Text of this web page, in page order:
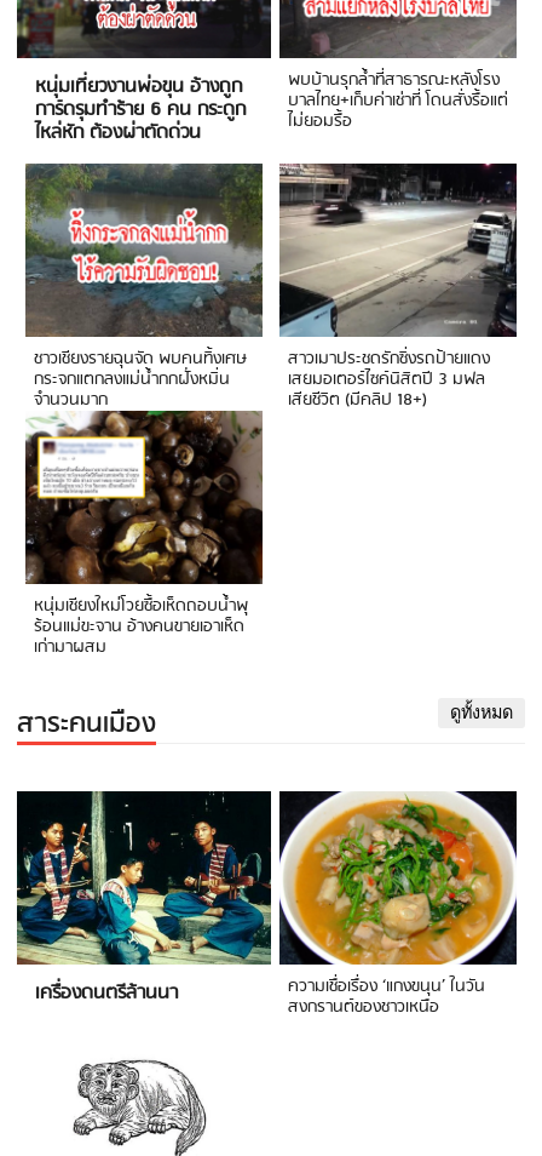
หนุ่มเที่ยวงานพ่อขุน อ้างถูก
การ์ดรุมทำร้าย 6 คน กระดูก
ไหล่หัก ต้องผ่าตัดด่วน
พบบ้านรุกล้ำที่สาธารณะหลังโรง
บาลไทย+เก็บค่าเช่าที่ โดนสั่งรื้อแต่
ไม่ยอมรื้อ
ชาวเชียงรายฉุนจัด พบคนทิ้งเศษ
กระจกแตกลงแม่น้ำกกฝั่งหมิ่น
จำนวนมาก
สาวเมาประชดรักซิ่งรถป้ายแดง
เสยมอเตอร์ไซค์นิสิตปี 3 มฟล
เสียชีวิต (มีคลิป 18+)
หนุ่มเชียงใหม่โวยซื้อเห็ดถอบน้ำพุ
ร้อนแม่ขะจาน อ้างคนขายเอาเห็ด
เก่ามาผสม
สาระคนเมือง ดูทั้งหมด
เครื่องดนตรีล้านนา ความเชื่อเรื่อง ‘แกงขนุน’ ในวัน
สงกรานต์ของชาวเหนือ